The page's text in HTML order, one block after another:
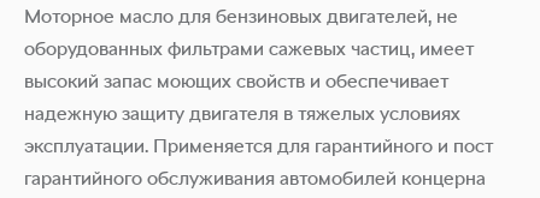
Моторное масло для бензиновых двигателей, не
оборудованных фильтрами сажевых частиц, имеет
высокий запас моющих свойств и обеспечивает
надежную защиту двигателя в тяжелых условиях
эксплуатации. Применяется для гарантийного и пост
гарантийного обслуживания автомобилей концерна